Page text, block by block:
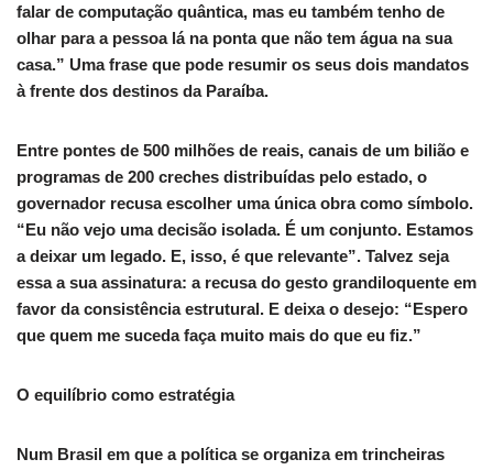
falar de computação quântica, mas eu também tenho de
olhar para a pessoa lá na ponta que não tem água na sua
casa.” Uma frase que pode resumir os seus dois mandatos
à frente dos destinos da Paraíba.
Entre pontes de 500 milhões de reais, canais de um bilião e
programas de 200 creches distribuídas pelo estado, o
governador recusa escolher uma única obra como símbolo.
“Eu não vejo uma decisão isolada. É um conjunto. Estamos
a deixar um legado. E, isso, é que relevante”. Talvez seja
essa a sua assinatura: a recusa do gesto grandiloquente em
favor da consistência estrutural. E deixa o desejo: “Espero
que quem me suceda faça muito mais do que eu fiz.”
O equilíbrio como estratégia
Num Brasil em que a política se organiza em trincheiras